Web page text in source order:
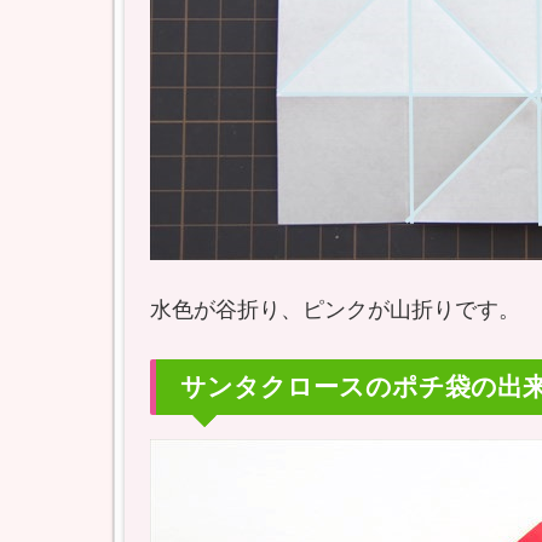
水色が谷折り、ピンクが山折りです。
サンタクロースのポチ袋の出